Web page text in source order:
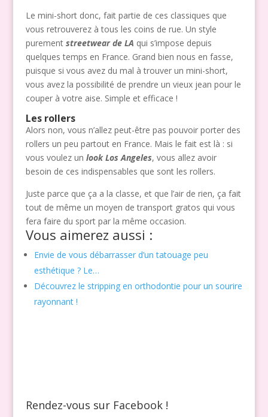
Le mini-short donc, fait partie de ces classiques que
vous retrouverez à tous les coins de rue. Un style
purement streetwear de LA qui s’impose depuis
quelques temps en France. Grand bien nous en fasse,
puisque si vous avez du mal à trouver un mini-short,
vous avez la possibilité de prendre un vieux jean pour le
couper à votre aise. Simple et efficace !
Les rollers
Alors non, vous n’allez peut-être pas pouvoir porter des
rollers un peu partout en France. Mais le fait est là : si
vous voulez un look Los Angeles, vous allez avoir
besoin de ces indispensables que sont les rollers.
Juste parce que ça a la classe, et que l’air de rien, ça fait
tout de même un moyen de transport gratos qui vous
fera faire du sport par la même occasion.
Vous aimerez aussi :
Envie de vous débarrasser d’un tatouage peu
esthétique ? Le…
Découvrez le stripping en orthodontie pour un sourire
rayonnant !
Rendez-vous sur Facebook !